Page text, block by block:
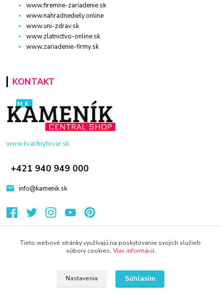
www.firemne-zariadenie.sk
www.nahradnediely.online
www.uni-zdrav.sk
www.zlatnictvo-online.sk
www.zariadenie-firmy.sk
KONTAKT
www.kvalitnytovar.sk
+421 940 949 000
info@kamenik.sk
Tieto webové stránky využívajú na poskytovanie svojich služieb
súbory cookies. Viac informácií.
Nastavenia Súhlasím